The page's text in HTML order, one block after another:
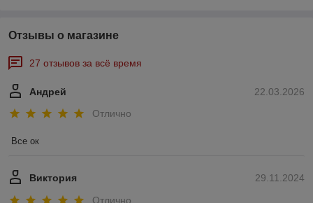
Отзывы о магазине
27 отзывов за всё время
22.03.2026
Андрей
Отлично
Все ок
29.11.2024
Виктория
Отлично